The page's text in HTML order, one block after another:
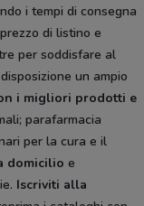
i tempi di consegna
di listino e
per soddisfare al
un ampio
i migliori prodotti e
parafarmacia
per la cura e il
domicilio e
Iscriviti alla